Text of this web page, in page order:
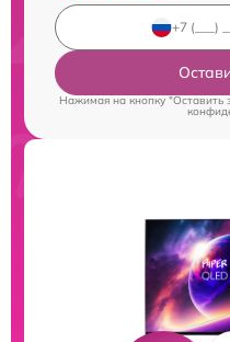
Нажимая на кнопку "Оставить